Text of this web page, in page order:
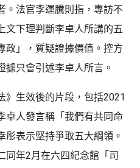
。法官李運騰則指，專訪不
文下理判斷李卓人所講的五
政」，質疑證據價值。控方
據只會引述李卓人所言。
》生效後的片段，包括2021
卓人發言稱「我們有共同命
表示堅持爭取五大綱領。
同年2月在六四紀念館「司